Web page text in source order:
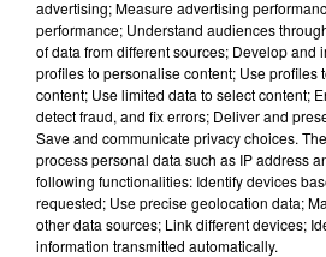
FIL D'ACTU
advertising; Measure advertising
performance; Understand audiences
of data from different sources; Develop and
profiles to personalise content; Use profiles
content; Use limited data to select content;
detect fraud, and fix errors; Deliver and
Save and communicate privacy choices.
process personal data such as IP address
following functionalities: Identify devices
requested; Use precise geolocation data;
other data sources; Link different devices;
information transmitted automatically.